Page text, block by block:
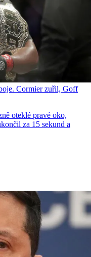
Cormier zuřil, Goff
oteklé pravé oko,
za 15 sekund a